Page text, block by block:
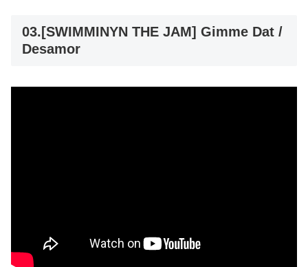
03.[SWIMMINYN THE JAM] Gimme Dat /
Desamor